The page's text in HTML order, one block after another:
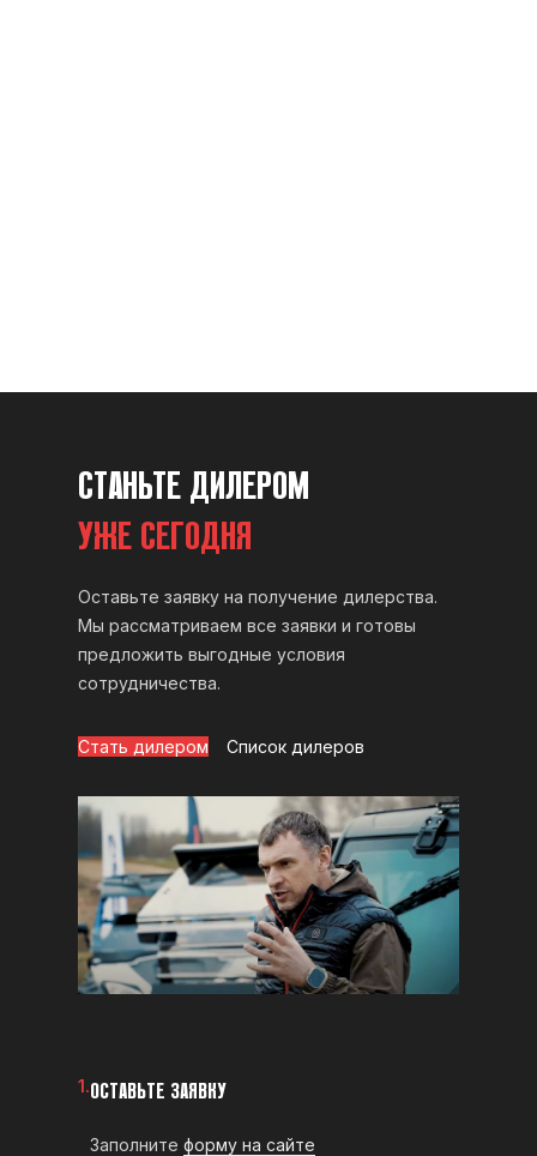
СТАНЬТЕ ДИЛЕРОМ
УЖЕ СЕГОДНЯ
Оставьте заявку на получение дилерства.
Мы рассматриваем все заявки и готовы
предложить выгодные условия
сотрудничества.
Стать дилером Список дилеров
1.ОСТАВЬТЕ ЗАЯВКУ
Заполните форму на сайте